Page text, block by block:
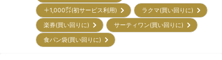
＋1,000㌽(初サービス利用)
ラクマ(買い回りに)
楽券(買い回りに)
サーティワン(買い回りに)
食パン袋(買い回りに)